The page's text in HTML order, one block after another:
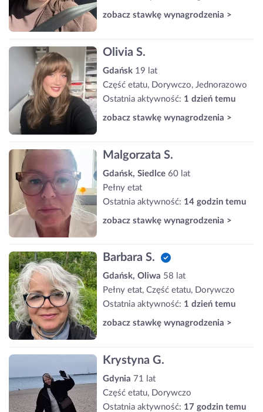
zobacz stawkę wynagrodzenia >
Olivia S.
Gdańsk 19 lat
Część etatu, Dorywczo, Jednorazowo
Ostatnia aktywność: 1 dzień temu
zobacz stawkę wynagrodzenia >
Malgorzata S.
Gdańsk, Siedlce 60 lat
Pełny etat
Ostatnia aktywność: 14 godzin temu
zobacz stawkę wynagrodzenia >
Barbara S.
Gdańsk, Oliwa 58 lat
Pełny etat, Część etatu, Dorywczo
Ostatnia aktywność: 1 dzień temu
zobacz stawkę wynagrodzenia >
Krystyna G.
Gdynia 71 lat
Część etatu, Dorywczo
Ostatnia aktywność: 17 godzin temu